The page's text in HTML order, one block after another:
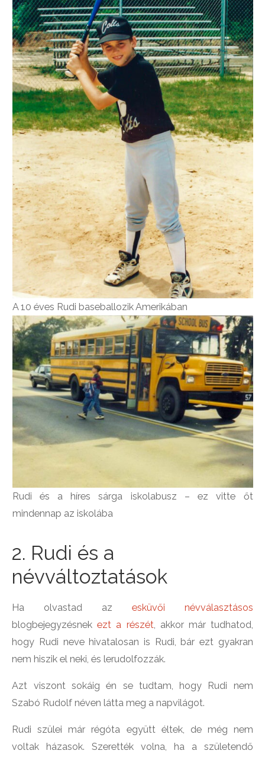
A 10 éves Rudi baseballozik Amerikában
Rudi és a híres sárga iskolabusz – ez vitte őt
mindennap az iskolába
2. Rudi és a
névváltoztatások
Ha olvastad az esküvői névválasztásos
blogbejegyzésnekezt a részét, akkor már tudhatod,
hogy Rudi neve hivatalosan is Rudi, bár ezt gyakran
nem hiszik el neki, és lerudolfozzák.
Azt viszont sokáig én se tudtam, hogy Rudi nem
Szabó Rudolf néven látta meg a napvilágot.
Rudi szülei már régóta együtt éltek, de még nem
voltak házasok. Szerették volna, ha a születendő